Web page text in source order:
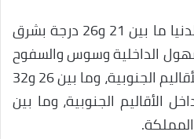
وستتراوح درجات الحرارة الدنيا ما بين 21 و26 درجة بشرق
الداخلية وسوس والسفوح
الجنوبية الشرقية وغرب الأقاليم الجنوبية، وما بين 26 و32
الأقاليم الجنوبية، وما بين